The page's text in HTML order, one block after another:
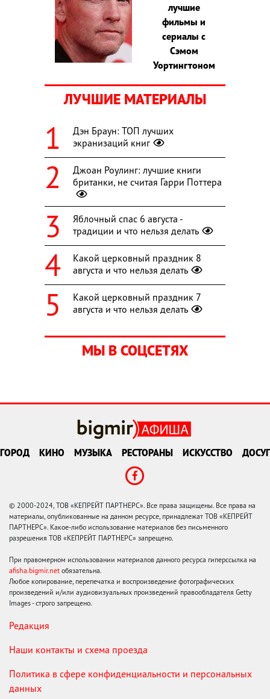
лучшие
фильмы и
сериалы с
Сэмом
Уортингтоном
ЛУЧШИЕ МАТЕРИАЛЫ
Дэн Браун: ТОП лучших
экранизаций книг
Джоан Роулинг: лучшие книги
британки, не считая Гарри Поттера
Яблочный спас 6 августа -
традиции и что нельзя делать
Какой церковный праздник 8
августа и что нельзя делать
Какой церковный праздник 7
августа и что нельзя делать
МЫ В СОЦСЕТЯХ
ГОРОД КИНО МУЗЫКА РЕСТОРАНЫ ИСКУССТВО ДОСУГ
© 2000-2024, ТОВ «КЕПРЕЙТ ПАРТНЕРС». Все права защищены. Все права на
материалы, опубликованные на данном ресурсе, принадлежат ТОВ «КЕПРЕЙТ
ПАРТНЕРС». Какое-либо использование материалов без письменного
разрешения ТОВ «КЕПРЕЙТ ПАРТНЕРС» запрещено.
При правомерном использовании материалов данного ресурса гиперссылка на
afisha.bigmir.net обязательна.
Любое копирование, перепечатка и воспроизведение фотографических
произведений и/или аудиовизуальных произведений правообладателя Getty
Images - строго запрещено.
Редакция
Наши контакты и схема проезда
Политика в сфере конфиденциальности и персональных
данных